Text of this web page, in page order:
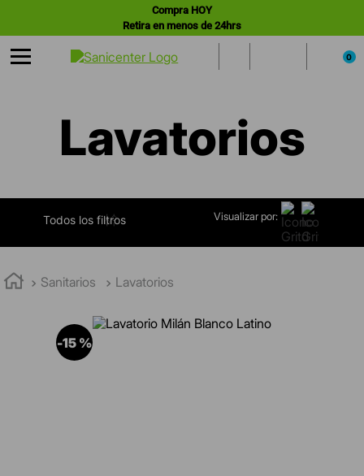
Compra HOY
Retira en menos de 24hrs
0
Lavatorios
FILTRAR Visualizar por:
Sanitarios Lavatorios
-15 %